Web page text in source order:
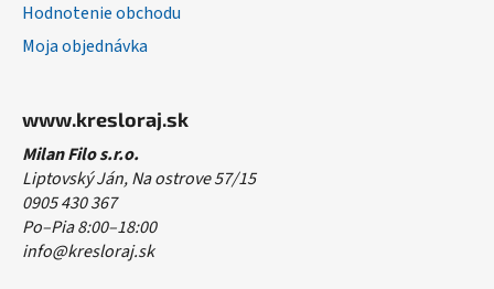
Hodnotenie obchodu
Moja objednávka
www.kresloraj.sk
Milan Filo s.r.o.
Liptovský Ján, Na ostrove 57/15
0905 430 367
Po–Pia 8:00–18:00
info@kresloraj.sk